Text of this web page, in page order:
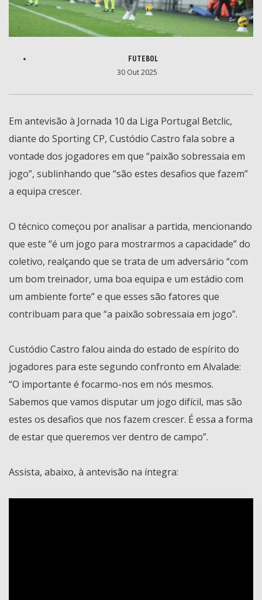
FUTEBOL
30 Out 2025
Em antevisão à Jornada 10 da Liga Portugal Betclic,
diante do Sporting CP, Custódio Castro fala sobre a
vontade dos jogadores em que “paixão sobressaia em
jogo”, sublinhando que “são estes desafios que fazem”
a equipa crescer.
O técnico começou por analisar a partida, mencionando
que este “é um jogo para mostrarmos a capacidade” do
coletivo, realçando que se trata de um adversário “com
um bom treinador, uma boa equipa e um estádio com
um ambiente forte” e que esses são fatores que
contribuam para que “a paixão sobressaia em jogo”.
Custódio Castro falou ainda do estado de espírito do
jogadores para este segundo confronto em Alvalade:
“O importante é focarmo-nos em nós mesmos.
Sabemos que vamos disputar um jogo difícil, mas são
estes os desafios que nos fazem crescer. É essa a forma
de estar que queremos ver dentro de campo”.
Assista, abaixo, à antevisão na íntegra: